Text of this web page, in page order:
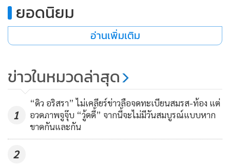
ยอดนิยม
อ่านเพิ่มเติม
ข่าวในหมวดล่าสุด
1
“ดิว อริสรา” ไม่เคลียร์ข่าวลือจดทะเบียนสมรส-ท้อง แต่
อวดภาพจูจุ๊บ “วู้ดดี้” จากนี้จะไม่มีวันสมบูรณ์แบบหาก
ขาดกันและกัน
2